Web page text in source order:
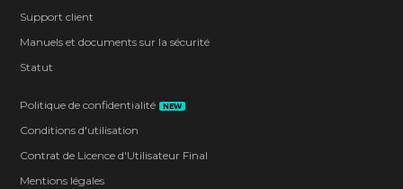
Support client
Manuels et documents sur la sécurité
Statut
Politique de confidentialité NEW
Conditions d'utilisation
Contrat de Licence d'Utilisateur Final
Mentions légales